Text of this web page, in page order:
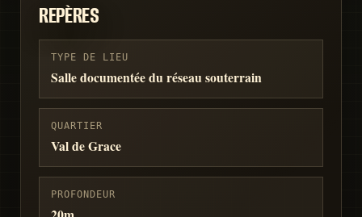
REPÈRES
TYPE DE LIEU
Salle documentée du réseau souterrain
QUARTIER
Val de Grace
PROFONDEUR